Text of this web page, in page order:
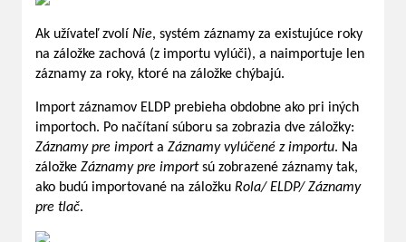
Ak užívateľ zvolí Nie, systém záznamy za existujúce roky
na záložke zachová (z importu vylúči), a naimportuje len
záznamy za roky, ktoré na záložke chýbajú.
Import záznamov ELDP prebieha obdobne ako pri iných
importoch. Po načítaní súboru sa zobrazia dve záložky:
Záznamy pre importa Záznamy vylúčené z importu. Na
záložke Záznamy pre importsú zobrazené záznamy tak,
ako budú importované na záložku Rola/ ELDP/ Záznamy
pre tlač.